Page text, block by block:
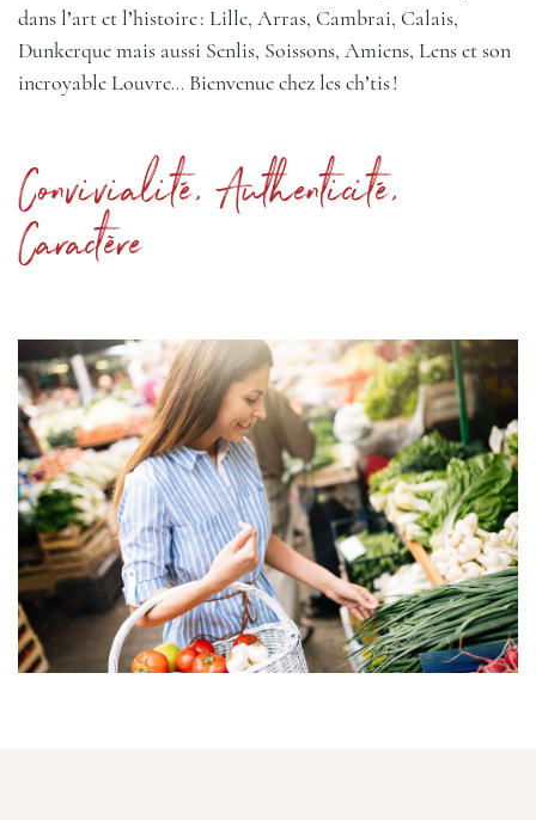
dans l’art et l’histoire : Lille, Arras, Cambrai, Calais,
Dunkerque mais aussi Senlis, Soissons, Amiens, Lens et son
incroyable Louvre… Bienvenue chez les ch’tis !
Convivialité, Authenticité,
Caractère